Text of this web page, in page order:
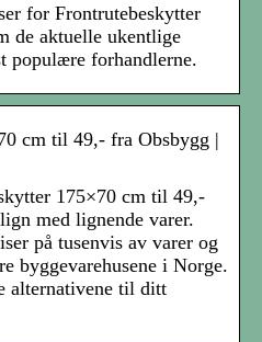
for Frontrutebeskytter
de aktuelle ukentlige
populære forhandlerne.
cm til 49,- fra Obsbygg |
175×70 cm til 49,-
med lignende varer.
på tusenvis av varer og
byggevarehusene i Norge.
alternativene til ditt